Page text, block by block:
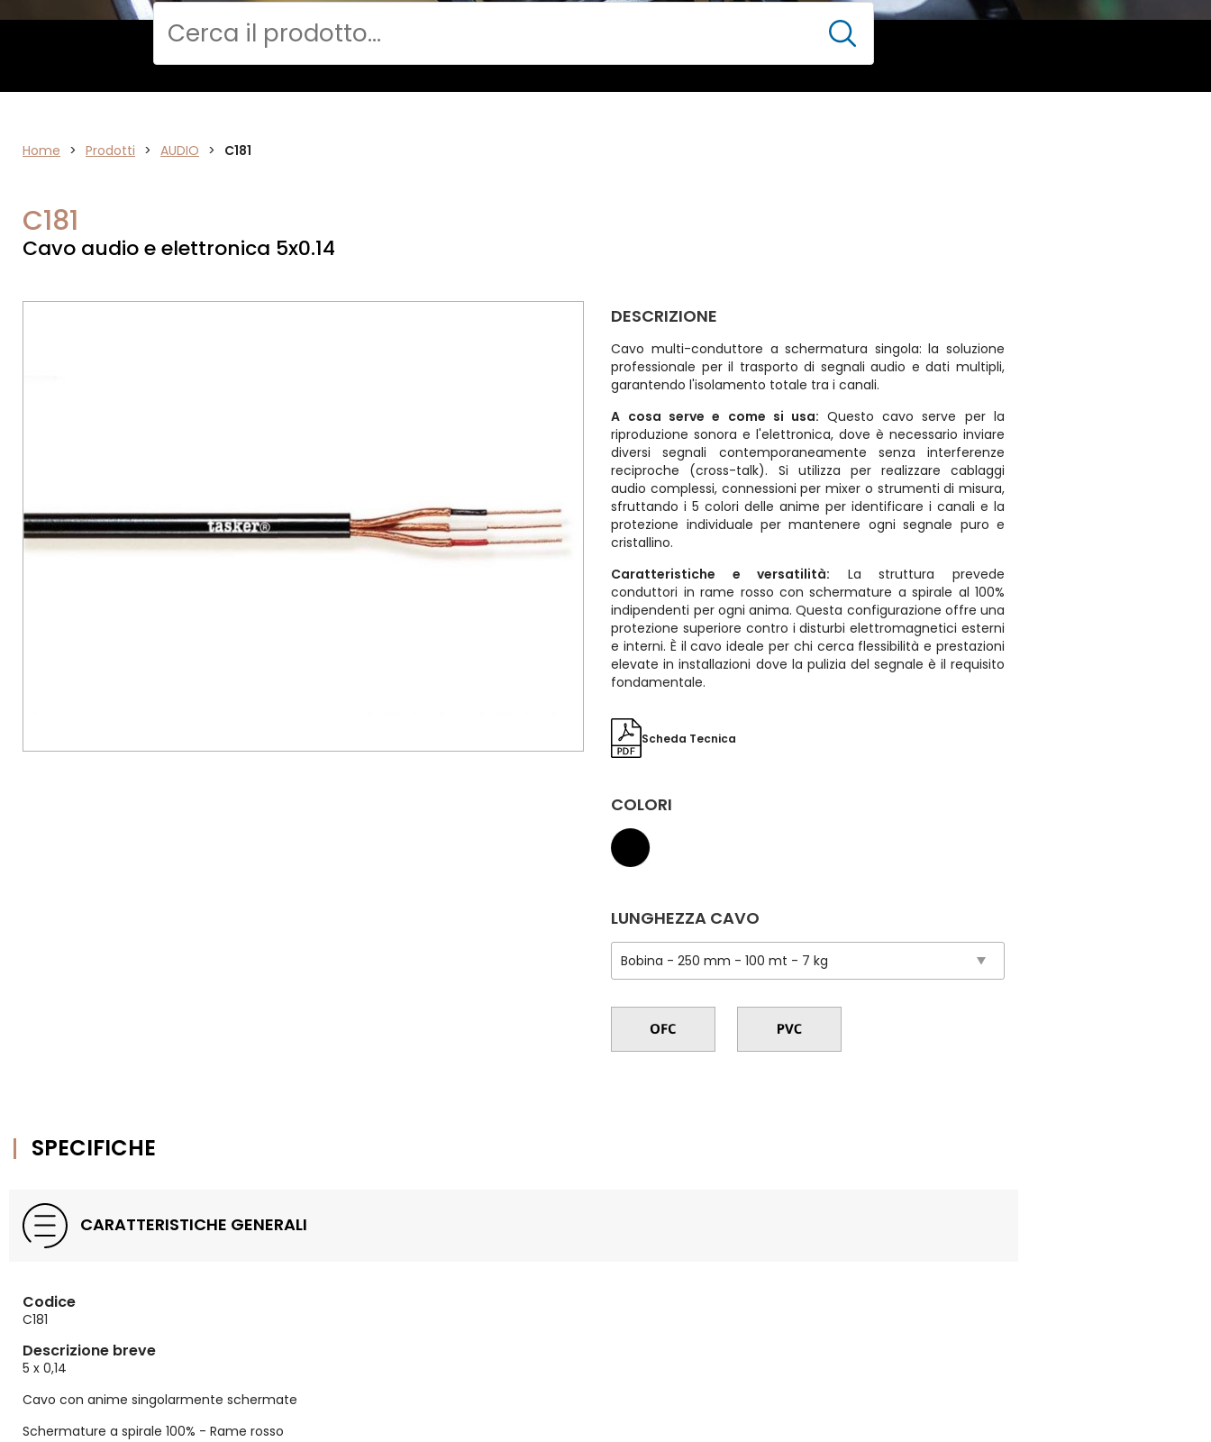
AUDIO
Cerca
Home > Prodotti > AUDIO > C181
C181
Cavo audio e elettronica 5x0.14
DESCRIZIONE
Cavo multi-conduttore a schermatura singola: la soluzione
professionale per il trasporto di segnali audio e dati multipli,
garantendo l'isolamento totale tra i canali.
A cosa serve e come si usa: Questo cavo serve per la
riproduzione sonora e l'elettronica, dove è necessario inviare
diversi segnali contemporaneamente senza interferenze
reciproche (cross-talk). Si utilizza per realizzare cablaggi
audio complessi, connessioni per mixer o strumenti di misura,
sfruttando i 5 colori delle anime per identificare i canali e la
protezione individuale per mantenere ogni segnale puro e
cristallino.
Caratteristiche e versatilità: La struttura prevede
conduttori in rame rosso con schermature a spirale al 100%
indipendenti per ogni anima. Questa configurazione offre una
protezione superiore contro i disturbi elettromagnetici esterni
e interni. È il cavo ideale per chi cerca flessibilità e prestazioni
elevate in installazioni dove la pulizia del segnale è il requisito
fondamentale.
Scheda Tecnica
COLORI
LUNGHEZZA CAVO
SPECIFICHE
CARATTERISTICHE GENERALI
Codice
C181
Descrizione breve
5 x 0,14
Cavo con anime singolarmente schermate
Schermature a spirale 100% - Rame rosso